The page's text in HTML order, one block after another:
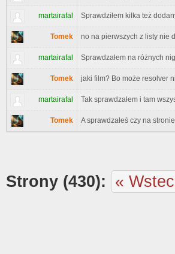
martairafal Sprawdziłem kilka też
Tomek no na pierwszych z listy nie
martairafal Sprawdzałem na różnych
Tomek jaki film? Bo może resolver
martairafal Tak sprawdzałem i tam
Tomek A sprawdzałeś czy na
Strony (430): «